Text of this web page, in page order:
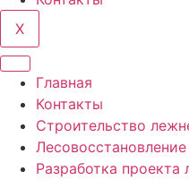
X
Главная
Контакты
Строительство
Разработка проекта